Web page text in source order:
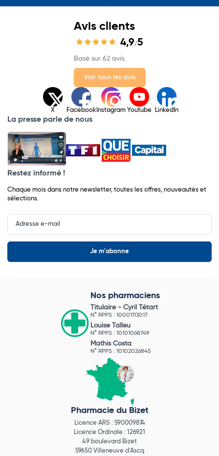
Avis clients
4,9/5
Basé sur 62 avis.
Voir tous les avis
X Facebook Instagram Youtube LinkedIn
La presse parle de nous
Restez informé !
Chaque mois dans notre newsletter, toutes les offres, nouveautés et
sélections.
Input
Newsletter
Nos pharmaciens
Titulaire - Cyril Tétart
N° RPPS : 10001113017
Louise Talleu
N° RPPS : 10101068749
Mathis Costa
N° RPPS : 10102026845
Pharmacie du Bizet
Licence ARS : 590009874
Licence Ordinale : 126921
49 boulevard Bizet
59650 Villeneuve d'Ascq